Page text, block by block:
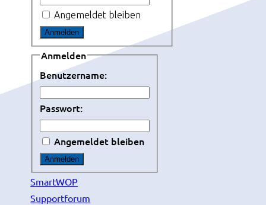
Angemeldet bleiben
Anmelden
Anmelden
Benutzername:
Passwort:
Angemeldet bleiben
Anmelden
SmartWOP
Supportforum